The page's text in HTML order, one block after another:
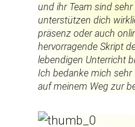
und ihr Team sind
unterstützen dich
präsenz oder auch
hervorragende Skript
lebendigen Unterricht
Ich bedanke mich
auf meinem Weg zur